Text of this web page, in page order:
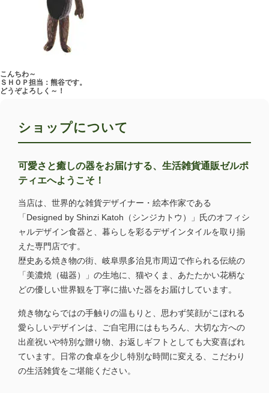
こんちわ～
ＳＨＯＰ担当：熊谷です。
どうぞよろしく～！
ショップについて
可愛さと癒しの器をお届けする、生活雑貨通販ゼルポ
ティエへようこそ！
当店は、世界的な雑貨デザイナー・絵本作家である
「Designed by Shinzi Katoh（シンジカトウ）」氏のオフィシ
ャルデザイン食器と、暮らしを彩るデザインタイルを取り揃
えた専門店です。
歴史ある焼き物の街、岐阜県多治見市周辺で作られる伝統の
「美濃焼（磁器）」の生地に、猫やくま、あたたかい花柄な
どの優しい世界観を丁寧に描いた器をお届けしています。
焼き物ならではの手触りの温もりと、思わず笑顔がこぼれる
愛らしいデザインは、ご自宅用にはもちろん、大切な方への
出産祝いや特別な贈り物、お返しギフトとしても大変喜ばれ
ています。日常の食卓を少し特別な時間に変える、こだわり
の生活雑貨をご堪能ください。